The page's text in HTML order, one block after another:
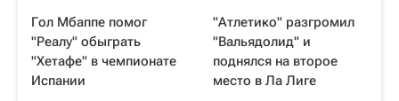
Гол Мбаппе помог
"Реалу" обыграть
"Хетафе" в чемпионате
Испании
"Атлетико" разгромил
"Вальядолид" и
поднялся на второе
место в Ла Лиге